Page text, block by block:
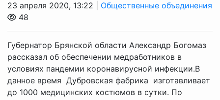
23 апреля 2020, 13:22 | Общественные объединения
48
Губернатор Брянской области Александр Богомаз
рассказал об обеспечении медработников в
условиях пандемии коронавирусной инфекции.В
данное время Дубровская фабрика изготавливает
до 1000 медицинских костюмов в сутки. По